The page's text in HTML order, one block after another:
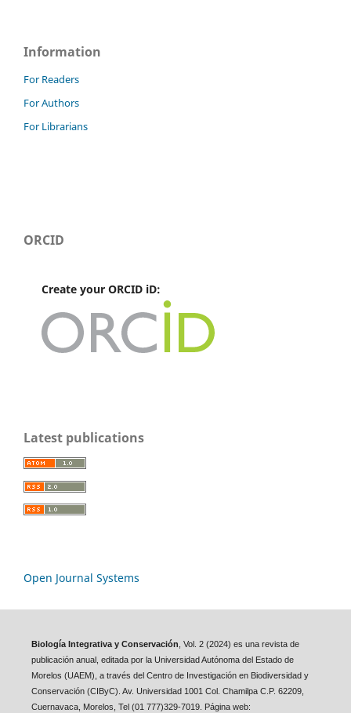
Information
For Readers
For Authors
For Librarians
ORCID
Create your ORCID iD:
Latest publications
Open Journal Systems
Biología Integrativa y Conservación , Vol. 2 (2024) es una revista de
publicación anual, editada por la Universidad Autónoma del Estado de
Morelos (UAEM), a través del Centro de Investigación en Biodiversidad y
Conservación (CIByC). Av. Universidad 1001 Col. Chamilpa C.P. 62209,
Cuernavaca, Morelos, Tel (01 777)329-7019. Página web: